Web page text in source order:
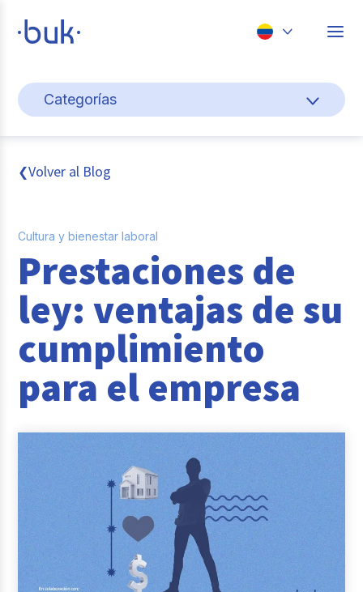
Perú
Categorías
Cultura y bienestar laboral
Gestión de personas
Pago de nómina
Buk
Transformación digital
Tendencias y Data
Reclutamiento y Selección
Columna del Experto
Entrevistas
❮Volver al Blog
Cultura y bienestar laboral
Prestaciones de
ley: ventajas de su
cumplimiento
para el empresa